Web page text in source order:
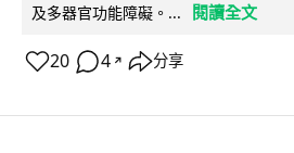
及多器官功能障礙。...
閱讀全文
20 4 ↗ 分享